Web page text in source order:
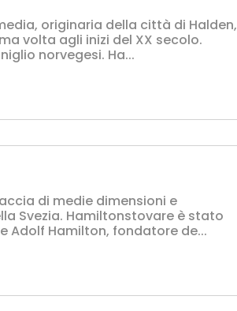
originaria della città di Halden,
volta agli inizi del XX secolo.
norvegesi. Ha...
di medie dimensioni e
Svezia. Hamiltonstovare è stato
Adolf Hamilton, fondatore de...